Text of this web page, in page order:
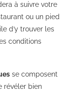
à suivre votre
ou un pied
d’y trouver les
conditions
se composent
révéler bien